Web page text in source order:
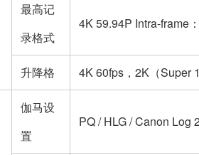
最高记
录格式
4K 59.94P Intra-frame
升降格 4K 60fps，2K（Super
伽马设
置
PQ / HLG / Canon Log